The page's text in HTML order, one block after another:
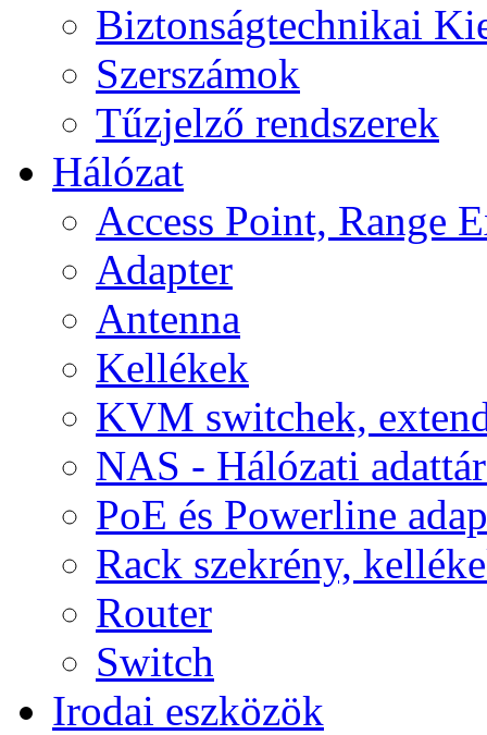
Biztonságtechnikai
Szerszámok
Tűzjelző rendszerek
Hálózat
Access Point, Range
Adapter
Antenna
Kellékek
KVM switchek,
NAS - Hálózati
PoE és Powerline
Rack szekrény,
Router
Switch
Irodai eszközök